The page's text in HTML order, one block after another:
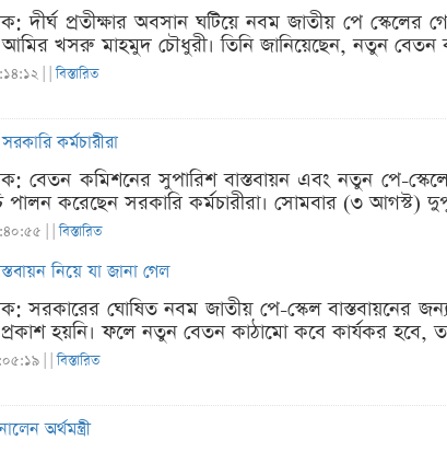
দীর্ঘ প্রতীক্ষার অবসান ঘটিয়ে নবম জাতীয় পে
আমির খসরু মাহমুদ চৌধুরী। তিনি জানিয়েছেন, নতুন বেতন
| |বিস্তারিত
কর্মচারীরা
বেতন কমিশনের সুপারিশ বাস্তবায়ন এবং নতুন পে-
পালন করেছেন সরকারি কর্মচারীরা। সোমবার (৩ আগস্ট)
| |বিস্তারিত
নিয়ে যা জানা গেল
সরকারের ঘোষিত নবম জাতীয় পে-স্কেল বাস্তবায়নের
হয়নি। ফলে নতুন বেতন কাঠামো কবে কার্যকর হবে,
| |বিস্তারিত
অর্থমন্ত্রী